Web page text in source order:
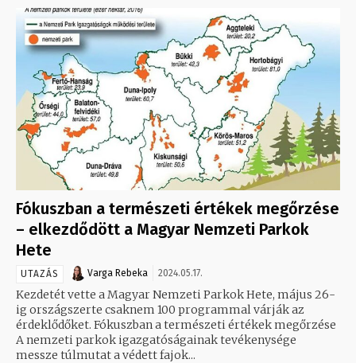
Fókuszban a természeti értékek megőrzése
– elkezdődött a Magyar Nemzeti Parkok
Hete
UTAZÁS Varga Rebeka 2024.05.17.
Kezdetét vette a Magyar Nemzeti Parkok Hete, május 26-
ig országszerte csaknem 100 programmal várják az
érdeklődőket. Fókuszban a természeti értékek megőrzése
A nemzeti parkok igazgatóságainak tevékenysége
messze túlmutat a védett fajok...